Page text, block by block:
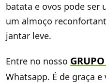
batata e ovos pode ser
um almoço
jantar leve.
Entre no nosso
Whatsapp. É de graça